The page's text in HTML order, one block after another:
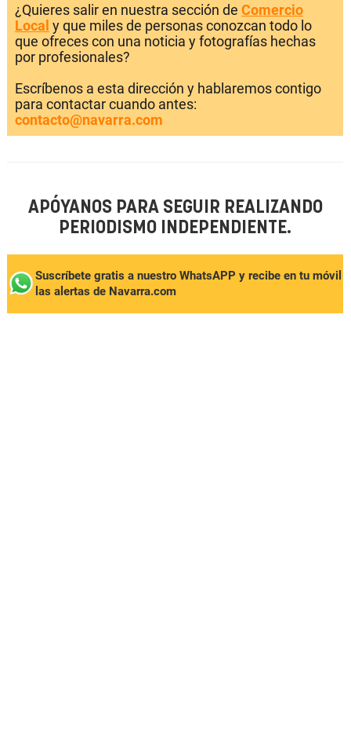
¿Quieres salir en nuestra sección de Comercio
Local y que miles de personas conozcan todo lo
que ofreces con una noticia y fotografías hechas
por profesionales?
Escríbenos a esta dirección y hablaremos contigo
para contactar cuando antes:
contacto@navarra.com
APÓYANOS PARA SEGUIR REALIZANDO
PERIODISMO INDEPENDIENTE.
Suscríbete gratis a nuestro WhatsAPP y recibe en tu móvil
las alertas de Navarra.com